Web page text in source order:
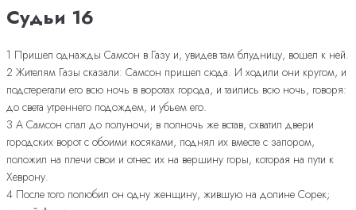
Судьи 16
1 Пришел однажды Самсон в Газу и, увидев там блудницу, вошел к ней.
2 Жителям Газы сказали: Самсон пришел сюда. И ходили они кругом, и
подстерегали его всю ночь в воротах города, и таились всю ночь, говоря:
до света утреннего подождем, и убьем его.
3 А Самсон спал до полуночи; в полночь же встав, схватил двери
городских ворот с обоими косяками, поднял их вместе с запором,
положил на плечи свои и отнес их на вершину горы, которая на пути к
Хеврону.
4 После того полюбил он одну женщину, жившую на долине Сорек;